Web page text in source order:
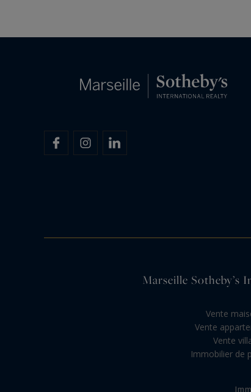
Marseille Sotheby’s
Vente
Vente
Vente
Immobilier de